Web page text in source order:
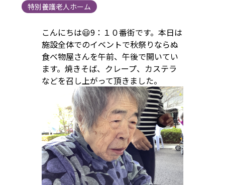
特別養護老人ホーム
こんにちは😃9：１０番街です。本日は
施設全体でのイベントで秋祭りならぬ
食べ物屋さんを午前、午後で開いてい
ます。焼きそば、クレープ、カステラ
などを召し上がって頂きました。